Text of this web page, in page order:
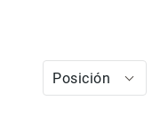
Posición